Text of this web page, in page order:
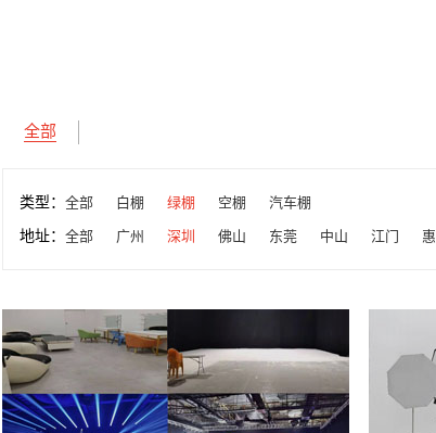
全部
类型： 全部 白棚 绿棚 空棚 汽车棚
地址： 全部 广州 深圳 佛山 东莞 中山 江门